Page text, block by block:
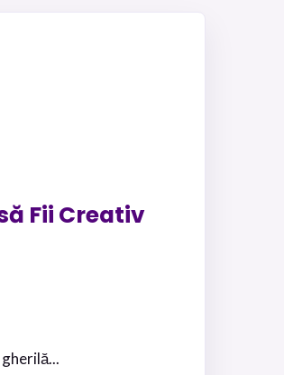
Fii Creativ